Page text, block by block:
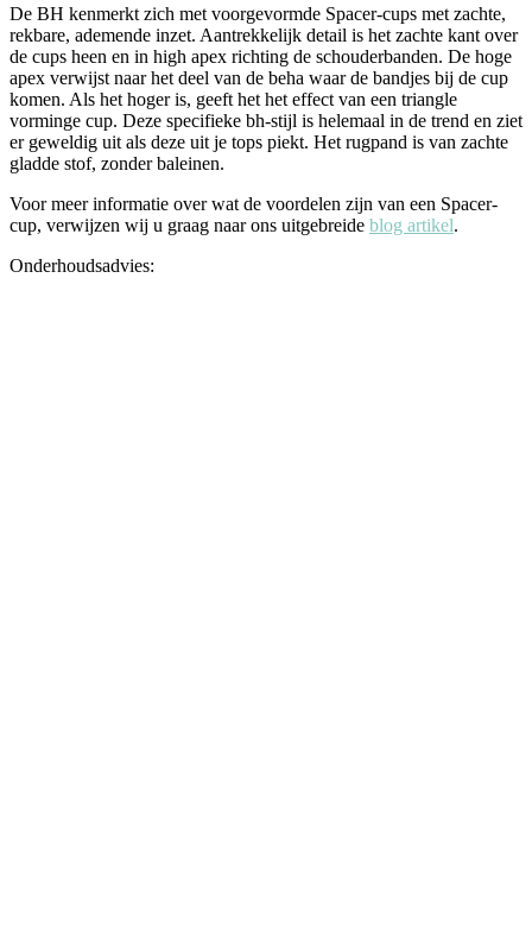
De BH kenmerkt zich met voorgevormde Spacer-cups met zachte,
rekbare, ademende inzet. Aantrekkelijk detail is het zachte kant over
de cups heen en in high apex richting de schouderbanden. De hoge
apex verwijst naar het deel van de beha waar de bandjes bij de cup
komen. Als het hoger is, geeft het het effect van een triangle
vorminge cup. Deze specifieke bh-stijl is helemaal in de trend en ziet
er geweldig uit als deze uit je tops piekt. Het rugpand is van zachte
gladde stof, zonder baleinen.
Voor meer informatie over wat de voordelen zijn van een Spacer-
cup, verwijzen wij u graag naar ons uitgebreide blog artikel.
Onderhoudsadvies: